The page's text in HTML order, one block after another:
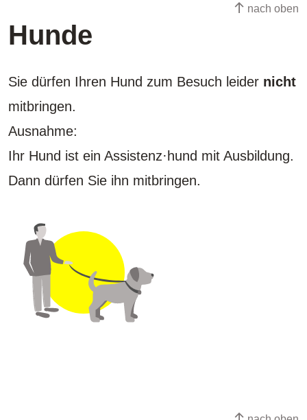
nach oben
Hunde
Sie dürfen Ihren Hund zum Besuch leider nicht
mitbringen.
Ausnahme:
Ihr Hund ist ein Assistenz·hund mit Ausbildung.
Dann dürfen Sie ihn mitbringen.